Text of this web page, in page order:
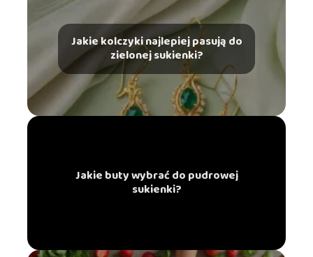
Jakie kolczyki najlepiej pasują do
zielonej sukienki?
Jakie buty wybrać do pudrowej
sukienki?